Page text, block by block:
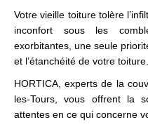
Votre vieille toiture tolère
inconfort sous les
exorbitantes, une seule
et l’étanchéité de votre toiture.
HORTICA, experts de la
les-Tours, vous offrent la
attentes en ce qui concerne